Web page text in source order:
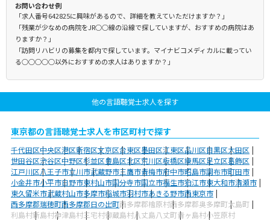
お問い合わせ例
「求人番号642825に興味があるので、詳細を教えていただけますか？」
「残業が少なめの病院をJR○○線の沿線で探していますが、おすすめの病院はあ
りますか？」
「訪問リハビリの募集を都内で探しています。マイナビコメディカルに載ってい
る○○○○○以外におすすめの求人はありますか？」
他の言語聴覚士求人を探す
東京都の言語聴覚士求人を市区町村で探す
千代田区中央区港区新宿区文京区台東区墨田区江東区品川区目黒区大田区
世田谷区渋谷区中野区杉並区豊島区北区荒川区板橋区練馬区足立区葛飾区
江戸川区八王子市立川市武蔵野市三鷹市青梅市府中市昭島市調布市町田市
小金井市小平市日野市東村山市国分寺市国立市福生市狛江市東大和市清瀬市
東久留米市武蔵村山市多摩市稲城市羽村市あきる野市西東京市
西多摩郡瑞穂町西多摩郡日の出町西多摩郡檜原村西多摩郡奥多摩町大島町
利島村新島村神津島村三宅村御蔵島村八丈島八丈町青ヶ島村小笠原村